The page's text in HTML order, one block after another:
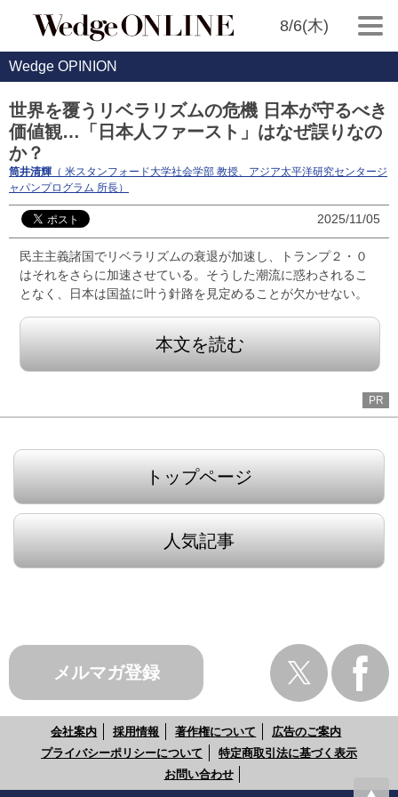
8/6(木)
Wedge OPINION
世界を覆うリベラリズムの危機 日本が守るべき
価値観…「日本人ファースト」はなぜ誤りなの
か？
筒井清輝 （ 米スタンフォード大学社会学部 教授、アジア太平洋研究センタージ
ャパンプログラム 所長）
2025/11/05
民主主義諸国でリベラリズムの衰退が加速し、トランプ２・０
はそれをさらに加速させている。そうした潮流に惑わされるこ
となく、日本は国益に叶う針路を見定めることが欠かせない。
本文を読む
PR
トップページ
人気記事
メルマガ登録
会社案内 採用情報 著作権について
広告のご案内
プライバシーポリシーについて
特定商取引法に基づく表示
お問い合わせ